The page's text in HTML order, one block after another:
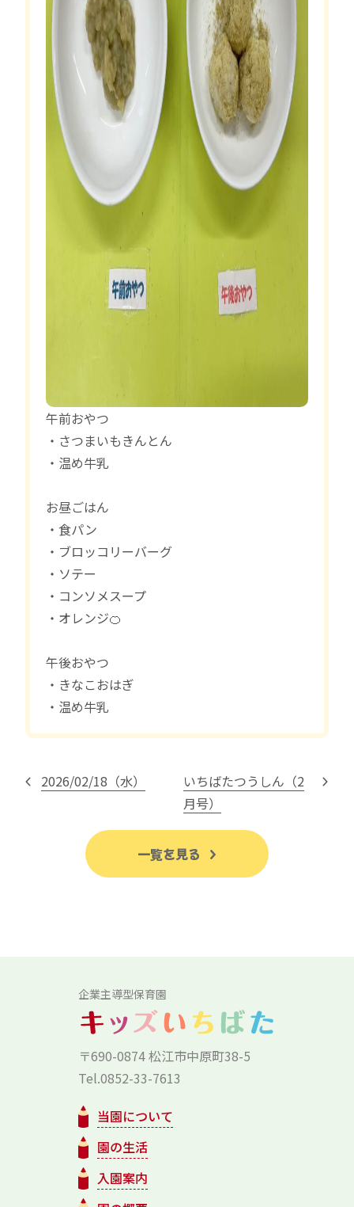
午前おやつ
・さつまいもきんとん
・温め牛乳
お昼ごはん
・食パン
・ブロッコリーバーグ
・ソテー
・コンソメスープ
・オレンジ🍊
午後おやつ
・きなこおはぎ
・温め牛乳
2026/02/18（水）
いちばたつうしん（2
月号）
一覧を見る
企業主導型保育園
〒690-0874 松江市中原町38-5
Tel.0852-33-7613
当園について
園の生活
入園案内